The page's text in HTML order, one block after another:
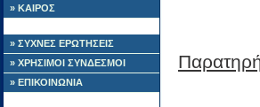
» ΚΑΙΡΟΣ
» ΣΥΧΝΕΣ ΕΡΩΤΗΣΕΙΣ
» ΧΡΗΣΙΜΟΙ ΣΥΝΔΕΣΜΟΙ
» ΕΠΙΚΟΙΝΩΝΙΑ